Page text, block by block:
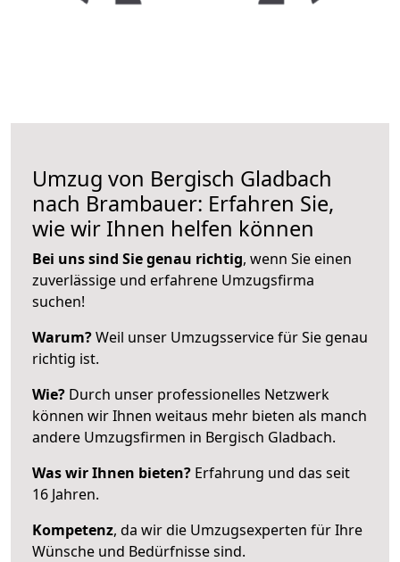
Umzug von Bergisch Gladbach
nach Brambauer: Erfahren Sie,
wie wir Ihnen helfen können
Bei uns sind Sie genau richtig, wenn Sie einen
zuverlässige und erfahrene Umzugsfirma
suchen!
Warum?Weil unser Umzugsservice für Sie genau
richtig ist.
Wie? Durch unser professionelles Netzwerk
können wir Ihnen weitaus mehr bieten als manch
andere Umzugsfirmen in Bergisch Gladbach.
Was wir Ihnen bieten? Erfahrung und das seit
16 Jahren.
Kompetenz, da wir die Umzugsexperten für Ihre
Wünsche und Bedürfnisse sind.